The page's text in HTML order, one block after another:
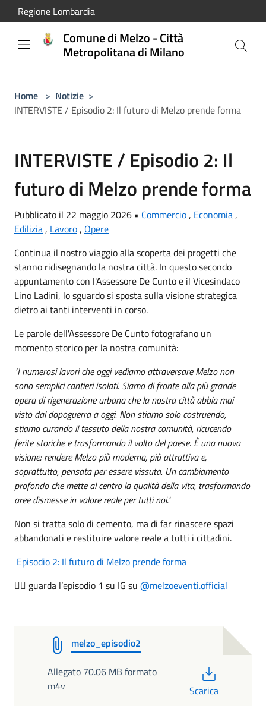
Salta al contenuto principale
Regione Lombardia
Comune di Melzo - Città
Metropolitana di Milano
Home > Notizie >
INTERVISTE / Episodio 2: Il futuro di Melzo prende forma
INTERVISTE / Episodio 2: Il
futuro di Melzo prende forma
Pubblicato il 22 maggio 2026 • Commercio, Economia,
Edilizia, Lavoro, Opere
Continua il nostro viaggio alla scoperta dei progetti che
stanno ridisegnando la nostra città. In questo secondo
appuntamento con l'Assessore De Cunto e il Vicesindaco
Lino Ladini, lo sguardo si sposta sulla visione strategica
dietro ai tanti interventi in corso.
Le parole dell'Assessore De Cunto fotografano un
momento storico per la nostra comunità:
"I numerosi lavori che oggi vediamo attraversare Melzo non
sono semplici cantieri isolati. Siamo di fronte alla più grande
opera di rigenerazione urbana che la nostra città abbia mai
visto dal dopoguerra a oggi. Non stiamo solo costruendo,
stiamo curando il tessuto della nostra comunità, ricucendo
ferite storiche e trasformando il volto del paese. È una nuova
visione: rendere Melzo più moderna, più attrattiva e,
soprattutto, pensata per essere vissuta. Un cambiamento
profondo che mette al centro la qualità della vita, trasformando
aree dismesse in valore reale per tutti noi."
Non si tratta solo di cemento, ma di far rinascere spazi
abbandonati e restituire valore reale a tutti i cittadini.
Episodio 2: Il futuro di Melzo prende forma
👉🏼 guarda l’episodio 1 su IG su @melzoeventi.official
melzo_episodio2
Allegato 70.06 MB formato
m4v
Scarica